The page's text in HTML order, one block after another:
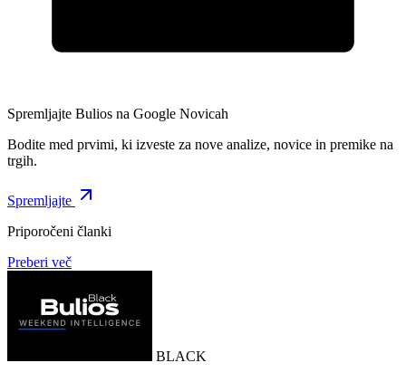
Spremljajte Bulios na Google Novicah
Bodite med prvimi, ki izveste za nove analize, novice in premike na
trgih.
Spremljajte
Priporočeni članki
Preberi več
BLACK